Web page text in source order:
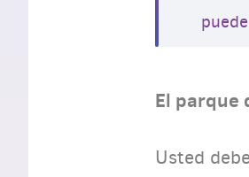
El parque
Usted